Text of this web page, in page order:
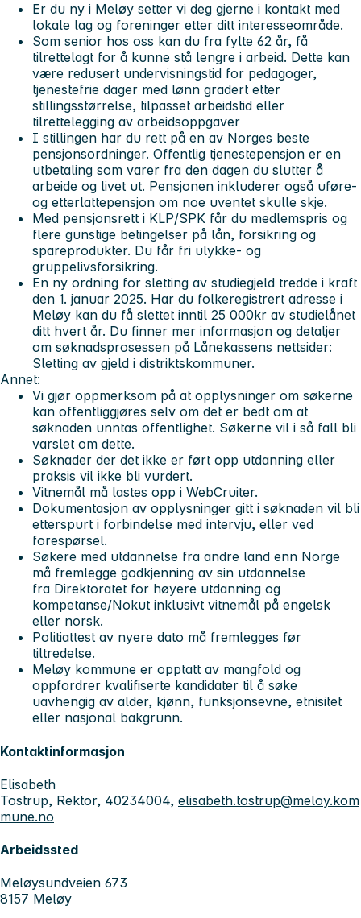
Er du ny i Meløy setter vi deg gjerne i kontakt med
lokale lag og foreninger etter ditt interesseområde.
Som senior hos oss kan du fra fylte 62 år, få
tilrettelagt for å kunne stå lengre i arbeid. Dette kan
være redusert undervisningstid for pedagoger,
tjenestefrie dager med lønn gradert etter
stillingsstørrelse, tilpasset arbeidstid eller
tilrettelegging av arbeidsoppgaver
I stillingen har du rett på en av Norges beste
pensjonsordninger. Offentlig tjenestepensjon er en
utbetaling som varer fra den dagen du slutter å
arbeide og livet ut. Pensjonen inkluderer også uføre-
og etterlattepensjon om noe uventet skulle skje.
Med pensjonsrett i KLP/SPK får du medlemspris og
flere gunstige betingelser på lån, forsikring og
spareprodukter. Du får fri ulykke- og
gruppelivsforsikring.
En ny ordning for sletting av studiegjeld tredde i kraft
den 1. januar 2025. Har du folkeregistrert adresse i
Meløy kan du få slettet inntil 25 000kr av studielånet
ditt hvert år. Du finner mer informasjon og detaljer
om søknadsprosessen på Lånekassens nettsider:
Sletting av gjeld i distriktskommuner.
Annet:
Vi gjør oppmerksom på at opplysninger om søkerne
kan offentliggjøres selv om det er bedt om at
søknaden unntas offentlighet. Søkerne vil i så fall bli
varslet om dette.
Søknader der det ikke er ført opp utdanning eller
praksis vil ikke bli vurdert.
Vitnemål må lastes opp i WebCruiter.
Dokumentasjon av opplysninger gitt i søknaden vil bli
etterspurt i forbindelse med intervju, eller ved
forespørsel.
Søkere med utdannelse fra andre land enn Norge
må fremlegge godkjenning av sin utdannelse
fra Direktoratet for høyere utdanning og
kompetanse/Nokut inklusivt vitnemål på engelsk
eller norsk.
Politiattest av nyere dato må fremlegges før
tiltredelse.
Meløy kommune er opptatt av mangfold og
oppfordrer kvalifiserte kandidater til å søke
uavhengig av alder, kjønn, funksjonsevne, etnisitet
eller nasjonal bakgrunn.
Kontaktinformasjon
Elisabeth
Tostrup, Rektor, 40234004, elisabeth.tostrup@meloy.kom
mune.no
Arbeidssted
Meløysundveien 673
8157 Meløy